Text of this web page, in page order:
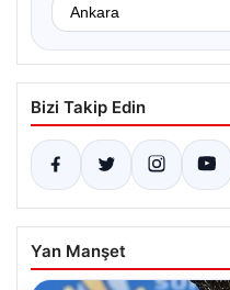
Bizi Takip Edin
Yan Manşet